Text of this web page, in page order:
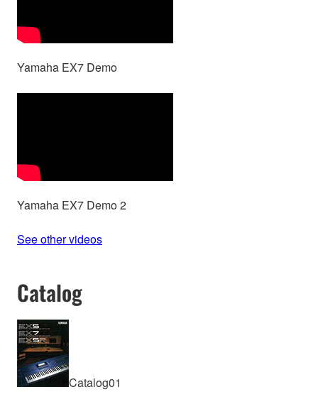
Yamaha EX7 Demo
Yamaha EX7 Demo 2
See other videos
Catalog
Catalog01